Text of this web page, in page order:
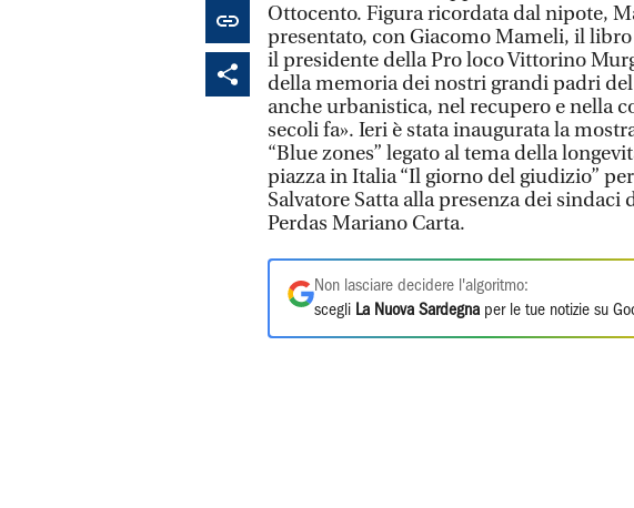
Ottocento. Figura ricordata dal nipote,
presentato, con Giacomo Mameli, il
il presidente della Pro loco Vittorino
della memoria dei nostri grandi padri
anche urbanistica, nel recupero e nella
secoli fa». Ieri è stata inaugurata la
“Blue zones” legato al tema della
piazza in Italia “Il giorno del giudizio”
Salvatore Satta alla presenza dei
Perdas Mariano Carta.
Non lasciare decidere l'algoritmo:
scegli La Nuova Sardegna per le tue notizie su